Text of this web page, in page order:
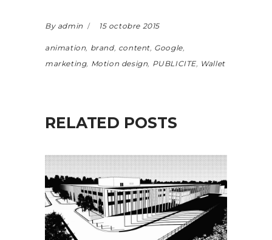
By admin 15 octobre 2015
animation brand, content Google,
marketing, Motion design PUBLICITE Wallet
RELATED POSTS